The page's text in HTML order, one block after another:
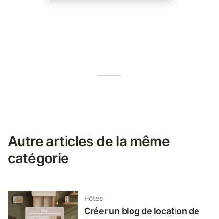
Autre articles de la même
catégorie
Hôtes
Créer un blog de location de